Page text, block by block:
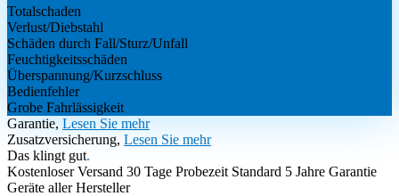
Totalschaden
Verlust/Diebstahl
Schäden durch Fall/Sturz/Unfall
Feuchtigkeitsschäden
Überspannung/Kurzschluss
Bedienfehler
Grobe Fahrlässigkeit
Garantie, Lesen Sie mehr
Zusatzversicherung, Lesen Sie mehr
Das klingt gut.
Kostenloser Versand 30 Tage Probezeit Standard 5 Jahre Garantie
Geräte aller Hersteller